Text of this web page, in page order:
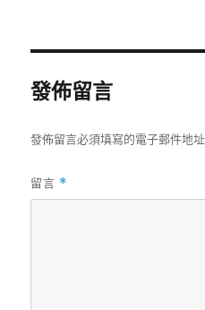
發佈留言
發佈留言必須填寫的電子郵件地
留言 *